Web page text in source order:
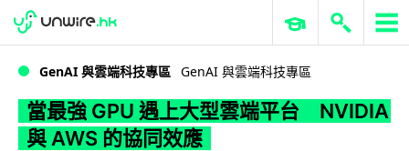
WWDC 2026 ERP 與商業 AI
GenAI 與雲端科技專區 GenAI 與雲端科技專區
當最強 GPU 遇上大型雲端平台 NVIDIA
與 AWS 的協同效應